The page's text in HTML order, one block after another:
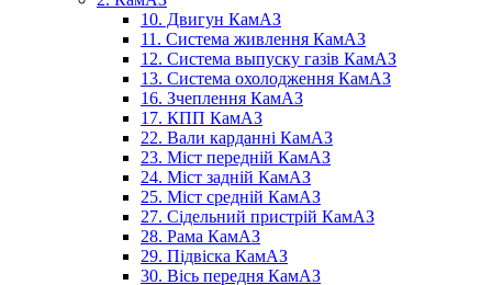
10. Двигун КамАЗ
11. Система живлення КамАЗ
12. Система выпуску газів КамАЗ
13. Система охолодження КамАЗ
16. Зчеплення КамАЗ
17. КПП КамАЗ
22. Вали карданні КамАЗ
23. Міст передній КамАЗ
24. Міст задній КамАЗ
25. Міст средній КамАЗ
27. Сідельний пристрій КамАЗ
28. Рама КамАЗ
29. Підвіска КамАЗ
30. Вісь передня КамАЗ